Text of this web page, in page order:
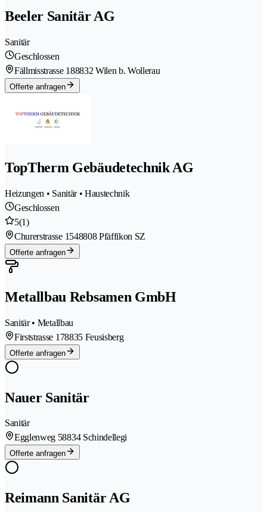
Beeler Sanitär AG
Sanitär
Geschlossen
Fällmisstrasse 188832 Wilen b. Wollerau
Offerte anfragen
TopTherm Gebäudetechnik AG
Heizungen • Sanitär • Haustechnik
Geschlossen
5(1)
Churerstrasse 1548808 Pfäffikon SZ
Offerte anfragen
Metallbau Rebsamen GmbH
Sanitär • Metallbau
Firststrasse 178835 Feusisberg
Offerte anfragen
Nauer Sanitär
Sanitär
Egglenweg 58834 Schindellegi
Offerte anfragen
Reimann Sanitär AG